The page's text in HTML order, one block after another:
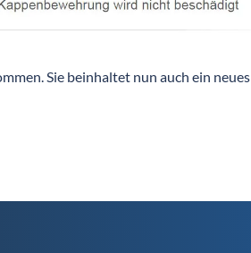
Sie beinhaltet nun auch ein neues